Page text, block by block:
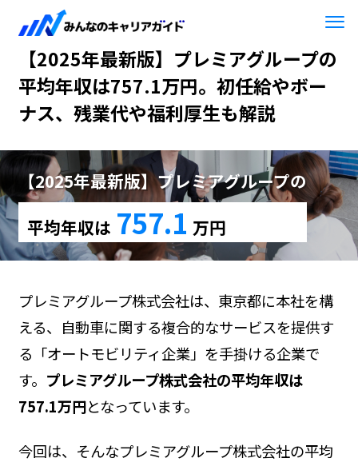
HOME 【2025年最新版】プレミアグループ
【2025年最新版】プレミアグループの
平均年収は757.1万円。初任給やボー
ナス、残業代や福利厚生も解説
【2025年最新版】プレミアグループの
平均年収は 757.1 万円
プレミアグループ株式会社は、東京都に本社を構
える、自動車に関する複合的なサービスを提供す
る「オートモビリティ企業」を手掛ける企業で
す。 プレミアグループ株式会社の平均年収は
757.1万円となっています。
今回は、そんなプレミアグループ株式会社の平均